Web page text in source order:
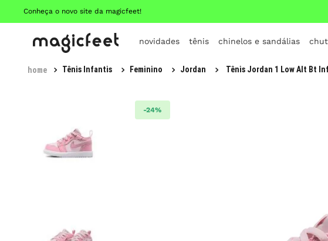
Conheça o novo site da magicfeet!
novidades tênis chinelos e sandálias
Tênis Infantis Feminino Jordan Tênis Jordan 1 Low Alt Bt
-24%
º
all